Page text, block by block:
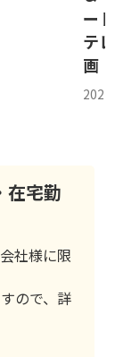
ー
テ
画
在宅勤
社様に限
ので、詳